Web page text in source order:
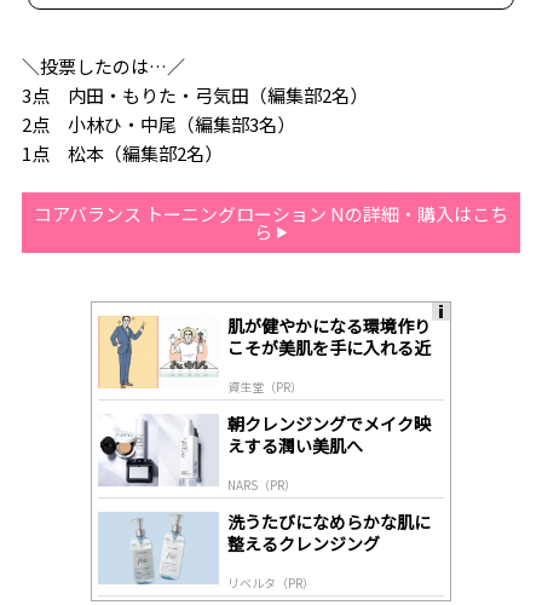
＼投票したのは…／
3点 内田・もりた・弓気田（編集部2名）
2点 小林ひ・中尾（編集部3名）
1点 松本（編集部2名）
コアバランス トーニングローション Nの詳細・購入はこち
ら
肌が健やかになる環境作り
こそが美肌を手に入れる近
資生堂（PR）
朝クレンジングでメイク映
えする潤い美肌へ
NARS（PR）
洗うたびになめらかな肌に
整えるクレンジング
リベルタ（PR）